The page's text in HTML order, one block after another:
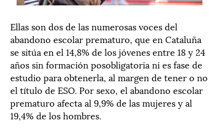
Ellas son dos de las numerosas voces del
abandono escolar prematuro, que en Cataluña
se sitúa en el 14,8% de los jóvenes entre 18 y 24
años sin formación posobligatoria ni es fase de
estudio para obtenerla, al margen de tener o no
el título de ESO. Por sexo, el abandono escolar
prematuro afecta al 9,9% de las mujeres y al
19,4% de los hombres.